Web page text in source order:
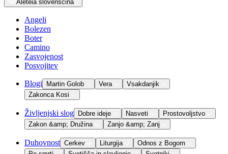
Aleteia slovenščina
Angeli
Bolezen
Boter
Camino
Zasvojenost
Posvojitev
Blogi Martin Golob Vera
Vsakdanjik
Zakonca Kosi
Življenjski slog Dobre ideje Nasveti
Prostovoljstvo
Zakon &amp; Družina
Zanjo &amp; Zanj
Duhovnost Cerkev Liturgija
Odnos z Bogom